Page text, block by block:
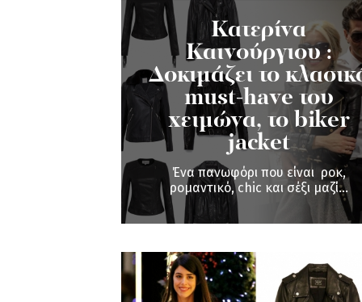
Κατερίνα
Καινούργιου :
Δοκιμάζει το
must-have του
χειμώνα, το biker
jacket
Ένα πανωφόρι που είναι ροκ,
ρομαντικό, chic και σέξι μαζί...